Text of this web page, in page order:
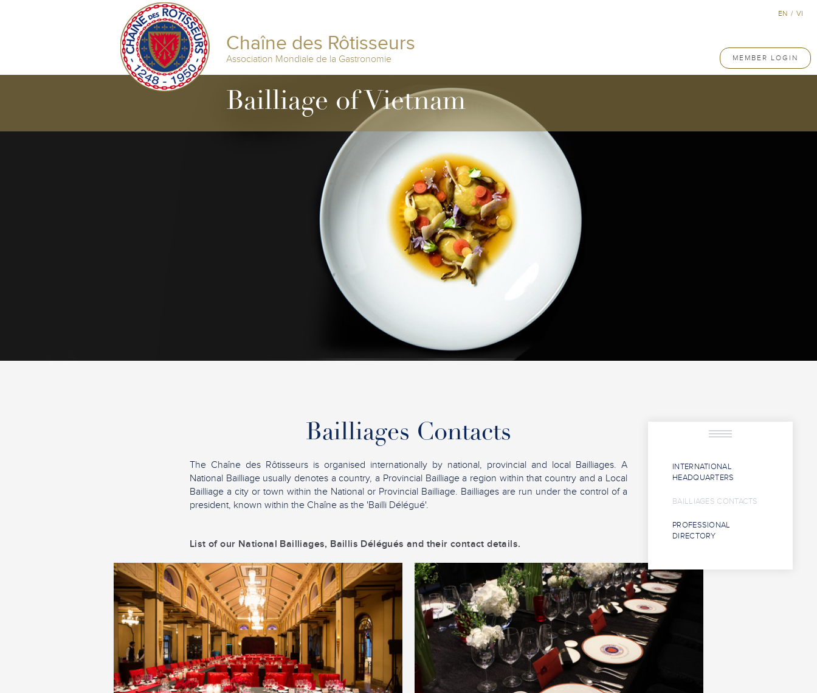
Chaîne des Rôtisseurs
Association Mondiale de la Gastronomie MEMBER LOGIN
EN / VI
Bailliage of Vietnam
Bailliages Contacts
The Chaîne des Rôtisseurs is organised internationally by national, provincial and local Bailliages. A
National Bailliage usually denotes a country, a Provincial Bailliage a region within that country and a Local
Bailliage a city or town within the National or Provincial Bailliage. Bailliages are run under the control of a
president, known within the Chaîne as the 'Bailli Délégué'.
List of our National Bailliages, Baillis Délégués and their contact details.
INTERNATIONAL
HEADQUARTERS
BAILLIAGES CONTACTS
PROFESSIONAL
DIRECTORY